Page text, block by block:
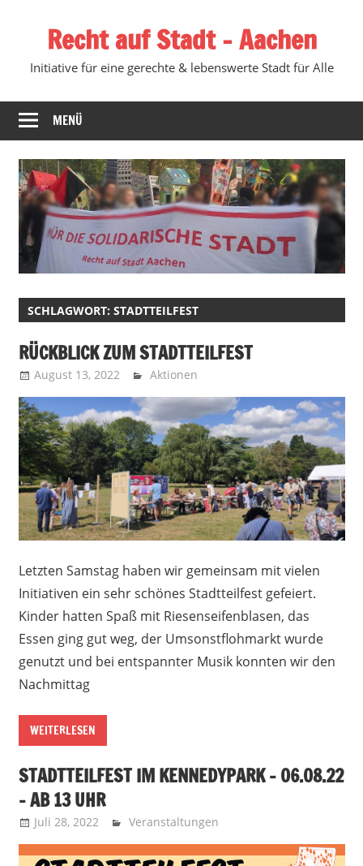
Recht auf Stadt – Aachen
Initiative für eine gerechte & lebenswerte Stadt für Alle
MENÜ
SCHLAGWORT: STADTTEILFEST
RÜCKBLICK ZUM STADTTEILFEST
August 13, 2022 Recht auf Stadt Aachen
Aktionen
Letzten Samstag haben wir gemeinsam mit vielen
Initiativen ein sehr schönes Stadtteilfest gefeiert.
Kinder hatten Spaß mit Riesenseifenblasen, das
Essen ging gut weg, der Umsonstflohmarkt wurde
genutzt und bei entspannter Musik konnten wir den
Nachmittag
WEITERLESEN
STADTTEILFEST IM KENNEDYPARK – 06.08.22
– AB 13 UHR
Juli 28, 2022 Recht auf Stadt Aachen
Veranstaltungen